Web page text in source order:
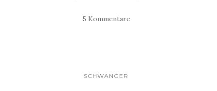
5 Kommentare
SCHWANGER